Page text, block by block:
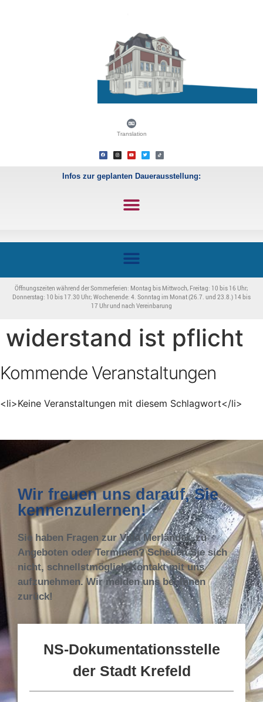
Translation
Infos zur geplanten Dauerausstellung:
Öffnungszeiten während der Sommerferien: Montag bis Mittwoch, Freitag: 10 bis 16 Uhr;
Donnerstag: 10 bis 17.30 Uhr; Wochenende: 4. Sonntag im Monat (26.7. und 23.8.) 14 bis
17 Uhr und nach Vereinbarung
widerstand ist pflicht
Kommende Veranstaltungen
<li>Keine Veranstaltungen mit diesem Schlagwort</li>
Wir freuen uns darauf, Sie
kennenzulernen!
Sie haben Fragen zur Villa Merländer, zu
Angeboten oder Terminen? Scheuen Sie sich
nicht, schnellstmöglich Kontakt mit uns
aufzunehmen. Wir melden uns bei Ihnen
zurück!
NS-Dokumentationsstelle
der Stadt Krefeld